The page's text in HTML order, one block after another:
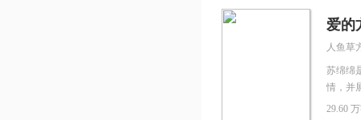
爱的
人鱼草
苏绵绵
情，并
方界的
29.60